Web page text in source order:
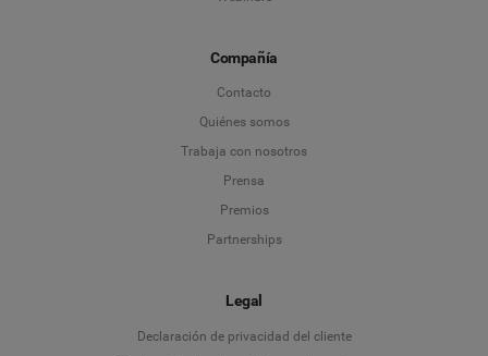
Compañía
Contacto
Quiénes somos
Trabaja con nosotros
Prensa
Premios
Partnerships
Legal
Declaración de privacidad del cliente